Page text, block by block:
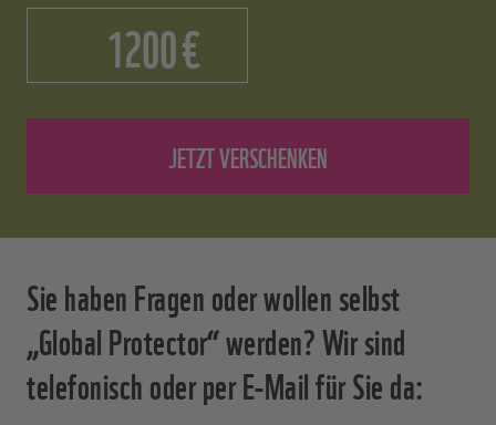
€
Sie haben Fragen oder wollen selbst
„Global Protector“ werden? Wir sind
telefonisch oder per E-Mail für Sie da: